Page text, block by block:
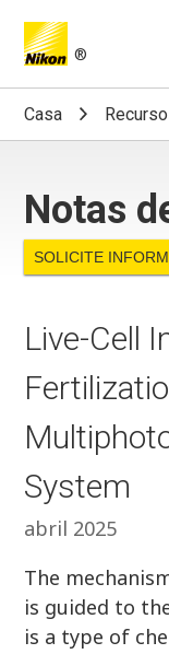
®
Search
Casa
Notas
SOLICITE
Live-Cell
System
abril 2025
The
is guided to
is a type of